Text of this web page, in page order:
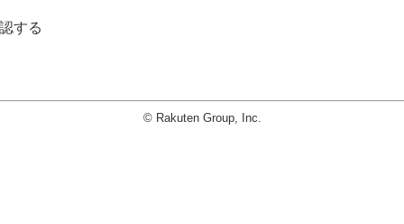
する
© Rakuten Group, Inc.